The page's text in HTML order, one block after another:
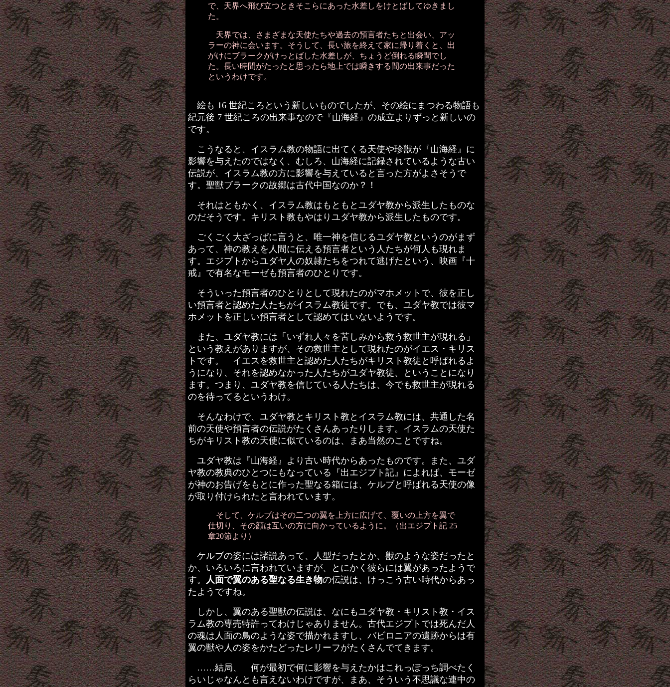
で、天界へ飛び立つときそこらにあった水差しをけとばしてゆきまし
た。
天界では、さまざまな天使たちや過去の預言者たちと出会い、アッ
ラーの神に会います。そうして、長い旅を終えて家に帰り着くと、出
がけにブラークがけっとばした水差しが、ちょうど倒れる瞬間でし
た。長い時間がたったと思ったら地上では瞬きする間の出来事だった
というわけです。
絵も 16 世紀ころという新しいものでしたが、その絵にまつわる物語も
紀元後 7 世紀ころの出来事なので『山海経』の成立よりずっと新しいの
です。
こうなると、イスラム教の物語に出てくる天使や珍獣が『山海経』に
影響を与えたのではなく、むしろ、山海経に記録されているような古い
伝説が、イスラム教の方に影響を与えていると言った方がよさそうで
す。聖獣ブラークの故郷は古代中国なのか？！
それはともかく、イスラム教はもともとユダヤ教から派生したものな
のだそうです。キリスト教もやはりユダヤ教から派生したものです。
ごくごく大ざっぱに言うと、唯一神を信じるユダヤ教というのがまず
あって、神の教えを人間に伝える預言者という人たちが何人も現れま
す。エジプトからユダヤ人の奴隷たちをつれて逃げたという、映画『十
戒』で有名なモーゼも預言者のひとりです。
そういった預言者のひとりとして現れたのがマホメットで、彼を正し
い預言者と認めた人たちがイスラム教徒です。でも、ユダヤ教では彼マ
ホメットを正しい預言者として認めてはいないようです。
また、ユダヤ教には「いずれ人々を苦しみから救う救世主が現れる」
という教えがありますが、その救世主として現れたのがイエス・キリス
トです。 イエスを救世主と認めた人たちがキリスト教徒と呼ばれるよ
うになり、それを認めなかった人たちがユダヤ教徒、ということになり
ます。つまり、ユダヤ教を信じている人たちは、今でも救世主が現れる
のを待ってるというわけ。
そんなわけで、ユダヤ教とキリスト教とイスラム教には、共通した名
前の天使や預言者の伝説がたくさんあったりします。イスラムの天使た
ちがキリスト教の天使に似ているのは、まあ当然のことですね。
ユダヤ教は『山海経』より古い時代からあったものです。また、ユダ
ヤ教の教典のひとつにもなっている『出エジプト記』によれば、モーゼ
が神のお告げをもとに作った聖なる箱には、ケルブと呼ばれる天使の像
が取り付けられたと言われています。
そして、ケルブはその二つの翼を上方に広げて、覆いの上方を翼で
仕切り、その顔は互いの方に向かっているように。（出エジプト記 25
章20節より）
ケルブの姿には諸説あって、人型だったとか、獣のような姿だったと
か、いろいろに言われていますが、とにかく彼らには翼があったようで
す。 人面で翼のある聖なる生き物の伝説は、けっこう古い時代からあっ
たようですね。
しかし、翼のある聖獣の伝説は、なにもユダヤ教・キリスト教・イス
ラム教の専売特許ってわけじゃありません。古代エジプトでは死んだ人
の魂は人面の鳥のような姿で描かれますし、バビロニアの遺跡からは有
翼の獣や人の姿をかたどったレリーフがたくさんでてきます。
……結局、 何が最初で何に影響を与えたかはこれっぽっち調べたく
らいじゃなんとも言えないわけですが、まあ、そういう不思議な連中の